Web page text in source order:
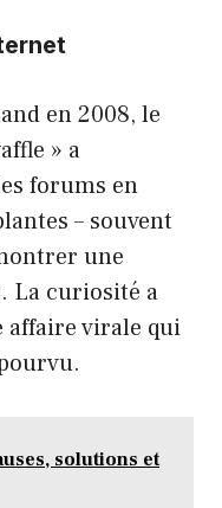
en 2008, le
» a
forums en
– souvent
une
La curiosité a
affaire virale qui
solutions et